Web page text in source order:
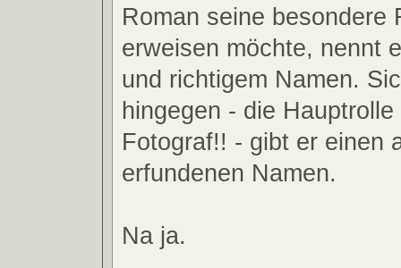
Roman seine besondere
erweisen möchte, nennt
und richtigem Namen.
hingegen - die
Fotograf!! - gibt er einen
erfundenen Namen.
Na ja.